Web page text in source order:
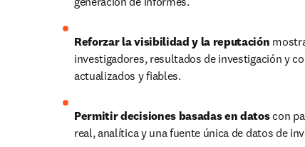
Reforzar la visibilidad y la reputación
investigadores, resultados de investigación y
actualizados y fiables.
Permitir decisiones basadas en datos con
real, analítica y una fuente única de datos de